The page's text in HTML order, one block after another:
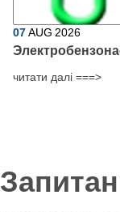
07AUG 2026
читати далі ===>